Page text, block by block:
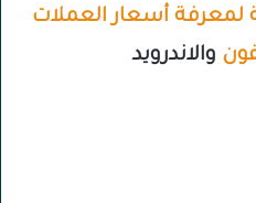
لمعرفة أسعار العملات
والاندرويد